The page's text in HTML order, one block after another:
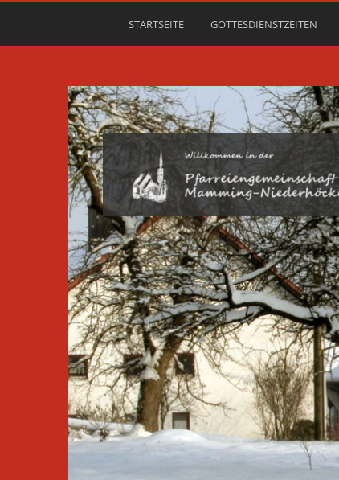
STARTSEITE GOTTESDIENSTZEITEN